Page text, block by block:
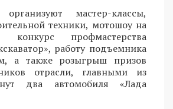
мастер-классы,
техники, мотошоу на
профмастерства
работу подъемника
а также розыгрыш призов
отрасли, главными из
два автомобиля «Лада